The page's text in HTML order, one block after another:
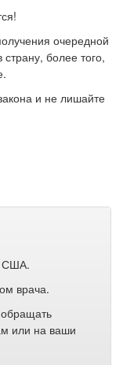
очередной
более того,
и не лишайте
США.
врача.
или на ваши